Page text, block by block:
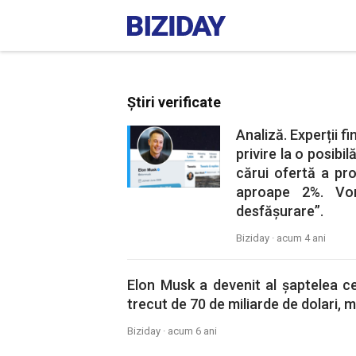
Știri verificate
Analiză. Experții
privire la o
cărui ofertă a
aproape 2%.
desfășurare”.
Biziday · acum 4 ani
Elon Musk a devenit al șaptelea
trecut de 70 de miliarde de dolari,
Biziday · acum 6 ani